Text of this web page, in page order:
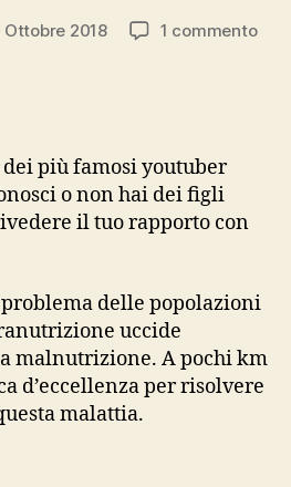
Ottobre 2018 1 commentosu
dei più famosi youtuber
o non hai dei figli
il tuo rapporto con
problema delle popolazioni
uccide
malnutrizione. A pochi km
d’eccellenza per risolvere
malattia.